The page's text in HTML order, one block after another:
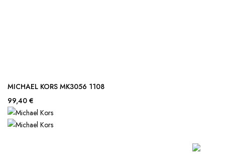
MICHAEL KORS MK3056 1108
99,40 €